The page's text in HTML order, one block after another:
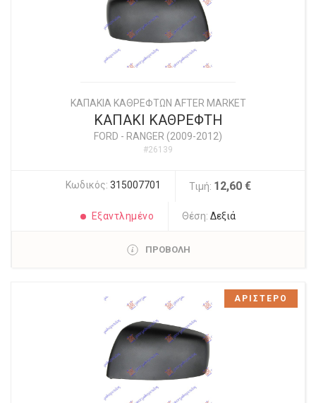
ΚΑΠΑΚΙΑ ΚΑΘΡΕΦΤΩΝ AFTER MARKET
ΚΑΠΑΚΙ ΚΑΘΡΕΦΤΗ
FORD - RANGER (2009-2012)
#26139
Κωδικός: 315007701 Τιμή: 12,60 €
Εξαντλημένο Θέση:Δεξιά
ΠΡΟΒΟΛΗ
ΑΡΙΣΤΕΡΟ